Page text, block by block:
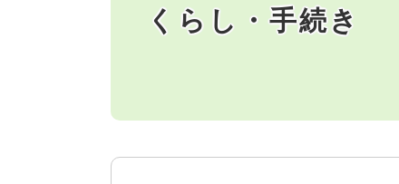
くらし・手続き